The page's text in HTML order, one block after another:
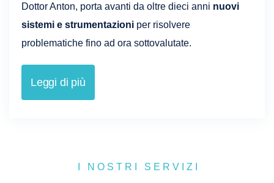
Dottor Anton, porta avanti da oltre dieci anni nuovi
sistemi e strumentazioni per risolvere
problematiche fino ad ora sottovalutate.
Leggi di più
I NOSTRI SERVIZI